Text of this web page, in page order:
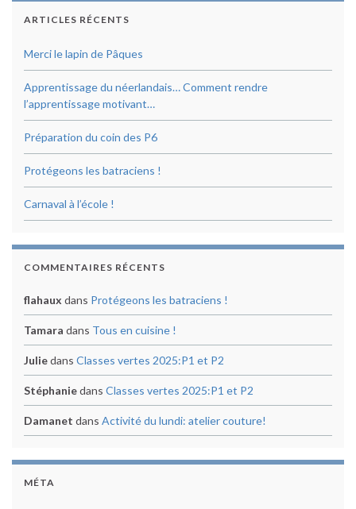
ARTICLES RÉCENTS
Merci le lapin de Pâques
Apprentissage du néerlandais… Comment rendre
l’apprentissage motivant…
Préparation du coin des P6
Protégeons les batraciens !
Carnaval à l’école !
COMMENTAIRES RÉCENTS
flahaux dans Protégeons les batraciens !
Tamara dans Tous en cuisine !
Juliedans Classes vertes 2025:P1 et P2
Stéphaniedans Classes vertes 2025:P1 et P2
Damanet dans Activité du lundi: atelier couture!
MÉTA